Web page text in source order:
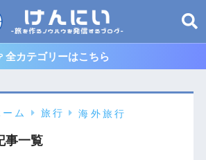
全カテゴリーはこちら
ーム 旅行 海外旅行
事一覧